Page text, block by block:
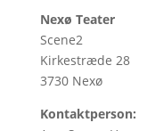
Nexø Teater
Scene2
Kirkestræde 28
3730 Nexø
Kontaktperson: